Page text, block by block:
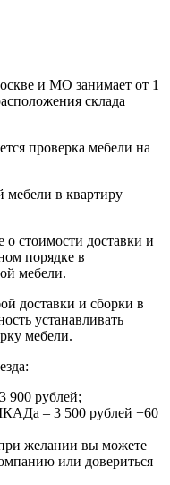
и МО занимает от 1
склада
проверка мебели на
мебели в квартиру
стоимости доставки и
порядке в
мебели.
доставки и сборки в
устанавливать
мебели.
900 рублей;
– 3 500 рублей +60
желании вы можете
или довериться